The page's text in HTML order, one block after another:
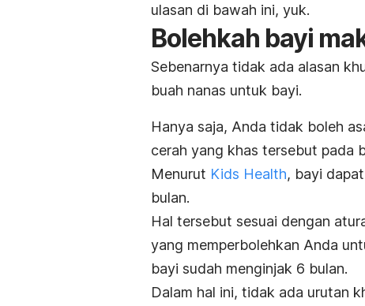
ulasan di bawah ini, yuk.
Bolehkah bayi
Sebenarnya tidak ada alasan
buah nanas untuk bayi.
Hanya saja, Anda tidak boleh
cerah yang khas tersebut pada
Menurut Kids Health, bayi
bulan.
Hal tersebut sesuai dengan
yang memperbolehkan Anda
bayi sudah menginjak 6 bulan.
Dalam hal ini, tidak ada urutan